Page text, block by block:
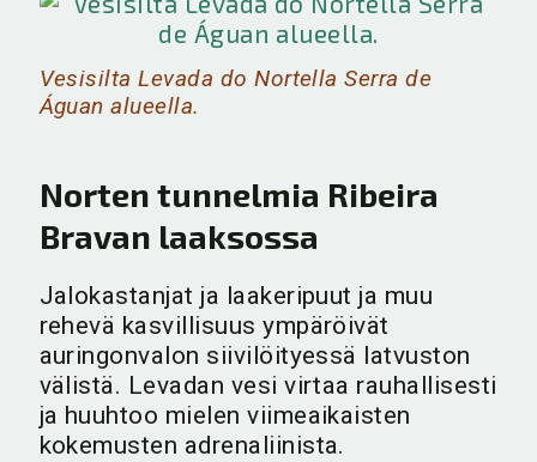
Vesisilta Levada do Nortella Serra de
Águan alueella.
Norten tunnelmia Ribeira
Bravan laaksossa
Jalokastanjat ja laakeripuut ja muu
rehevä kasvillisuus ympäröivät
auringonvalon siivilöityessä latvuston
välistä. Levadan vesi virtaa rauhallisesti
ja huuhtoo mielen viimeaikaisten
kokemusten adrenaliinista.